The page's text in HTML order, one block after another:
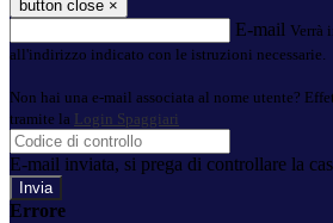
button close ×
E-mail Verrà
all'indirizzo indicato con le istruzioni necessarie.
Non hai una e-mail associata al nome utente?
tramite la Login Spaggiari
E-mail inviata, si prega di controllare la
Errore